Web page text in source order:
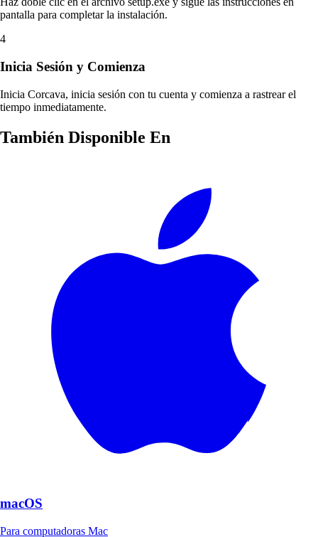
pantalla para completar la instalación.
4
Inicia Sesión y Comienza
Inicia Corcava, inicia sesión con tu cuenta y comienza a rastrear el
tiempo inmediatamente.
También Disponible En
macOS
Para computadoras Mac